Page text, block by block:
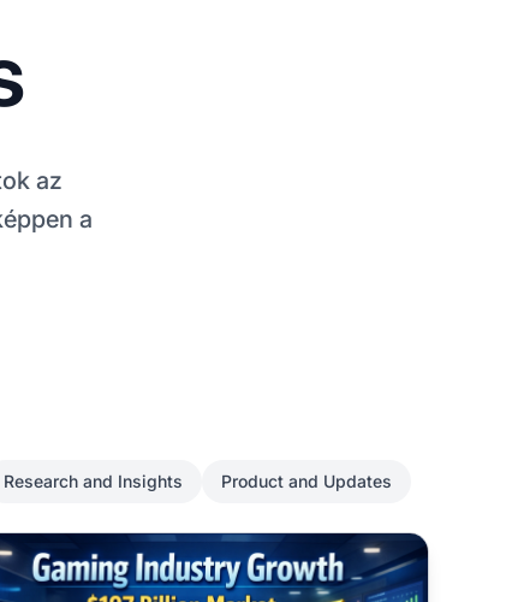
az
a
Research and Insights Product and Updates
affiliáltaknak: Lehetőségek egy 197 milliárd